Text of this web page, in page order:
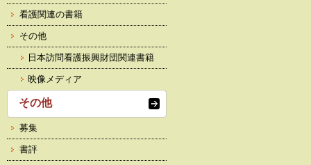
看護関連の書籍
その他
日本訪問看護振興財団関連書籍
映像メディア
その他
募集
書評